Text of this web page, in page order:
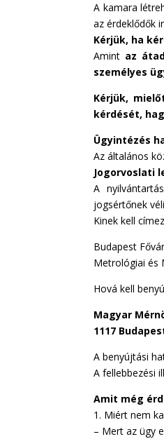
A kamara
az érdeklődők
Kérjük, ha
Amint az
személyes
Kérjük,
kérdését,
Ügyintézés
Az általános
Jogorvoslati
A
jogsértőnek
Kinek kell
Budapest
Metrológiai és
Hová kell
Magyar
1117
A benyújtási
A fellebbezési
Amit még
1. Miért nem
– Mert az ügy